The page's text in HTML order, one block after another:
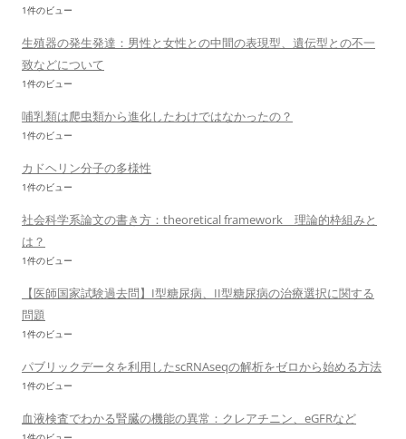
1件のビュー
生殖器の発生発達：男性と女性との中間の表現型、遺伝型との不一
致などについて
1件のビュー
哺乳類は爬虫類から進化したわけではなかったの？
1件のビュー
カドヘリン分子の多様性
1件のビュー
社会科学系論文の書き方：theoretical framework 理論的枠組みと
は？
1件のビュー
【医師国家試験過去問】I型糖尿病、II型糖尿病の治療選択に関する
問題
1件のビュー
パブリックデータを利用したscRNAseqの解析をゼロから始める方法
1件のビュー
血液検査でわかる腎臓の機能の異常：クレアチニン、eGFRなど